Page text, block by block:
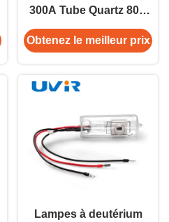
300A Tube Quartz 80V
pour Instruments HPLC
Obtenez le meilleur prix
Lampes à deutérium